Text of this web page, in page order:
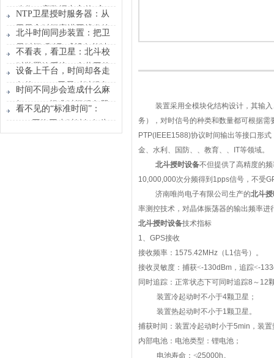
稳住一座数据中心的“心
跳”？
NTP卫星授时服务器：从
卫星拿时间塞进网线发给
设备
北斗时间同步装置：把卫
星时间“翻译”成设备能读
懂的信号
不看表，看卫星：北斗校
时装置给系统一个共同的
时间原点
设备上千台，时间却各走
各的？GPS卫星对时服务
器能做什么？
时间不同步会造成什么麻
烦？GPS标准时间服务器
解决的不只是校时
看不见的“标准时间”：
GPS网络同步时钟如何为
装置采用全模块化结构设计，其输
务），对时信号的种类和数量都可根据需
PTP(IEEE1588)协议时间输出等接口形
金、水利、国防、、教育、、
IT等领域。
北斗授时设备不但提供了高精度的
10,000,000次分频得到 1pps信号，不受
济南唯尚电子有限公司生产的北斗
率测控技术，对晶体振荡器的输出频率进
北斗授时设备技术指标
1、 GPS接收
接收频率： 1575.42MHz （ L1信号）。
接收灵敏度：捕获<-130dBm ，追踪<-
同时追踪：正常状态下可同时追踪8 ～ 12
装置冷起动时不小于4颗卫星；
装置热起动时不小于1颗卫星。
捕获时间：装置冷起动时小于5min ，装
内部电池：电池类型：锂电池；
电池寿命：≮25000h。